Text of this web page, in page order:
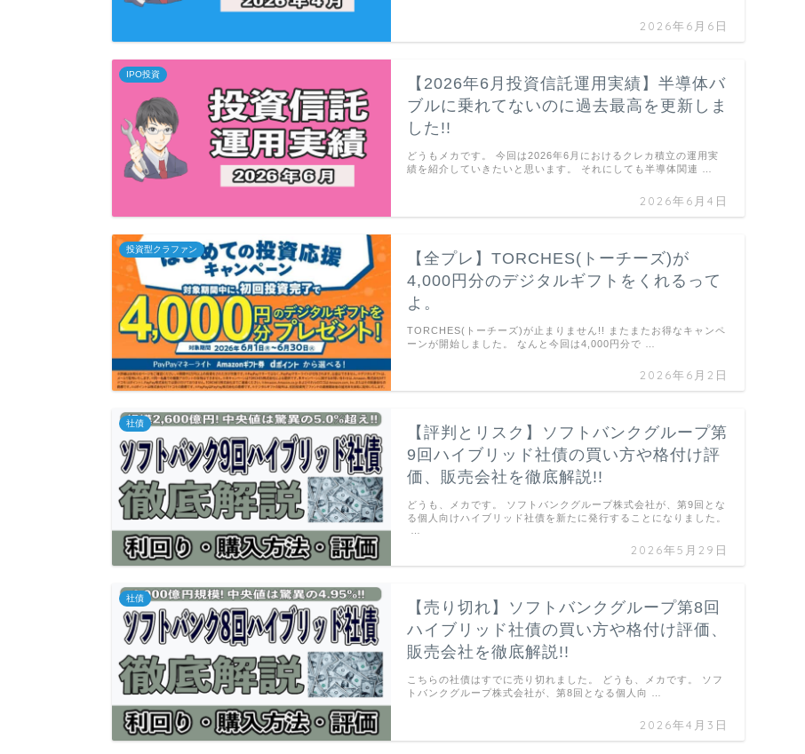
2026年6月6日
IPO投資
【2026年6月投資信託運用実績】半導体バ
ブルに乗れてないのに過去最高を更新しま
した!!
2026年6月4日
どうもメカです。 今回は2026年6月におけるクレカ積立の運用実
績を紹介していきたいと思います。 それにしても半導体関連 …
投資型クラファン
【全プレ】TORCHES(トーチーズ)が
4,000円分のデジタルギフトをくれるって
よ。
2026年6月2日
TORCHES(トーチーズ)が止まりません!! またまたお得なキャンペ
ーンが開始しました。 なんと今回は4,000円分で …
社債
【評判とリスク】ソフトバンクグループ第
9回ハイブリッド社債の買い方や格付け評
価、販売会社を徹底解説!!
2026年5月29日
どうも、メカです。 ソフトバンクグループ株式会社が、第9回とな
る個人向けハイブリッド社債を新たに発行することになりました。
社債
【売り切れ】ソフトバンクグループ第8回
ハイブリッド社債の買い方や格付け評価、
販売会社を徹底解説!!
2026年4月3日
こちらの社債はすでに売り切れました。 どうも、メカです。 ソフ
トバンクグループ株式会社が、第8回となる個人向 …